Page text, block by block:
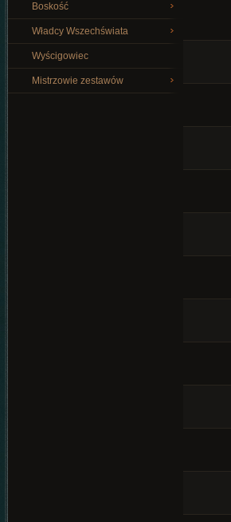
Boskość
Władcy Wszechświata
Wyścigowiec
Mistrzowie zestawów